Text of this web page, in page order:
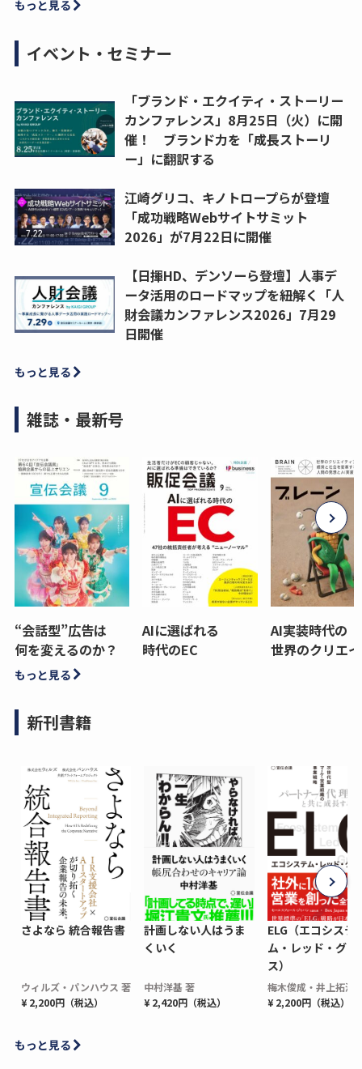
もっと見る
イベント・セミナー
「ブランド・エクイティ・ストーリー
カンファレンス」8月25日（火）に開
催！ ブランド力を「成長ストーリ
ー」に翻訳する
江崎グリコ、キノトロープらが登壇
「成功戦略Webサイトサミット
2026」が7月22日に開催
【日揮HD、デンソーら登壇】人事デ
ータ活用のロードマップを紐解く「人
財会議カンファレンス2026」7月29
日開催
もっと見る
雑誌・最新号
“会話型”広告は
何を変えるのか？
AIに選ばれる
時代のEC
AI実装時代の
世界のクリエ
もっと見る
新刊書籍
さよなら 統合報告書
ウィルズ・パンハウス 著
¥ 2,200円（税込）
計画しない人はうま
くいく
中村洋基 著
¥ 2,420円（税込）
ELG（エコシステ
ム・レッド・グロ
ス）
梅木俊成・井上拓海
¥ 2,200円（税込）
もっと見る